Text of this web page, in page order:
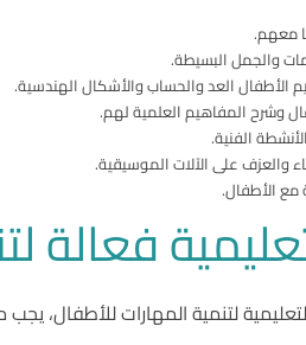
معهم.
والجمل البسيطة.
الأطفال العد والحساب والأشكال الهندسية.
وشرح المفاهيم العلمية لهم.
الفنية.
والعزف على الآلات الموسيقية.
مع الأطفال.
فعالة
لتنمية المهارات للأطفال، يجب